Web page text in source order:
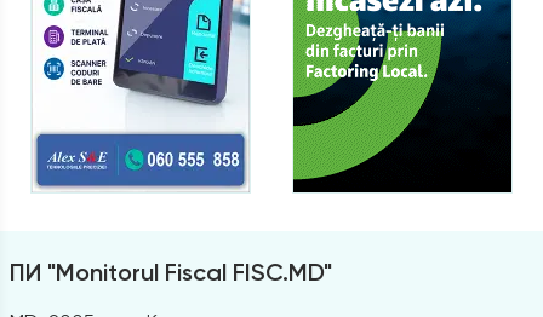
ПИ "Monitorul Fiscal FISC.MD"